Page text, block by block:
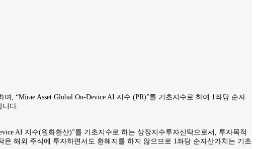
“Mirae Asset Global On-Device AI 지수 (PR)”를 기초지수로 하여 1좌당 순자
니다.
AI 지수(원화환산)”를 기초지수로 하는 상장지수투자신탁으로서, 투자목적
해외 주식에 투자하면서도 환헤지를 하지 않으므로 1좌당 순자산가치는 기초